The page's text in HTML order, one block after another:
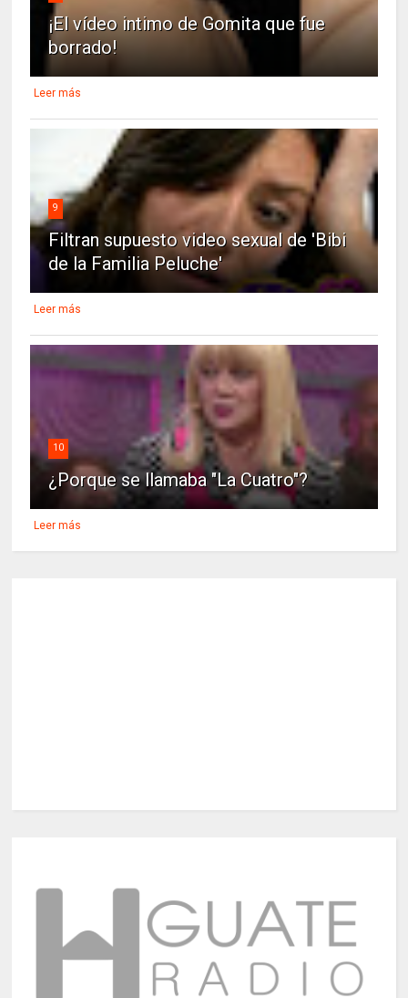
¡El vídeo intimo de Gomita que fue
borrado!
Leer más
9
Filtran supuesto video sexual de 'Bibi
de la Familia Peluche'
Leer más
10
¿Porque se llamaba "La Cuatro"?
Leer más